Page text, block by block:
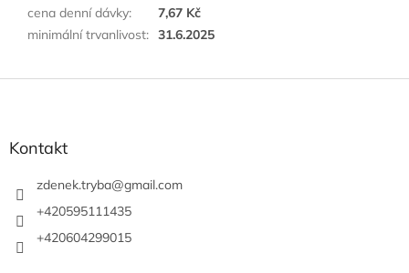
cena denní dávky:
7,67 Kč
minimální trvanlivost: 31.6.2025
F
Kontakt
zdenek.tryba@gmail.com
+420595111435
+420604299015